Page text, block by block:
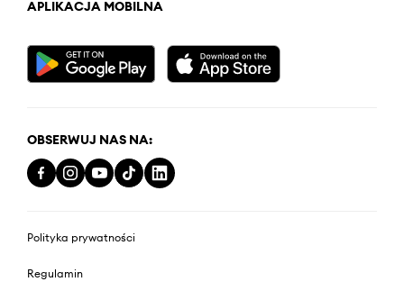
APLIKACJA MOBILNA
OBSERWUJ NAS NA:
Polityka prywatności
Regulamin